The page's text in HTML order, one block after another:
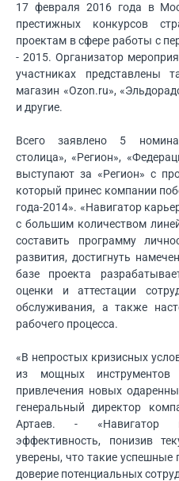
17 февраля 2016 года в
престижных конкурсов
проектам в сфере работы с
- 2015. Организатор
участниках представлены
магазин «Ozon.ru»,
и другие.
Всего заявлено 5
столица», «Регион»,
выступают за «Регион» с
который принес компании
года-2014». «Навигатор
с большим количеством
составить программу
развития, достигнуть
базе проекта
оценки и аттестации
обслуживания, а также
рабочего процесса.
«В непростых кризисных
из мощных инструментов
привлечения новых
генеральный директор
Артаев. - «Навигатор
эффективность, понизив
уверены, что такие успешные
доверие потенциальных